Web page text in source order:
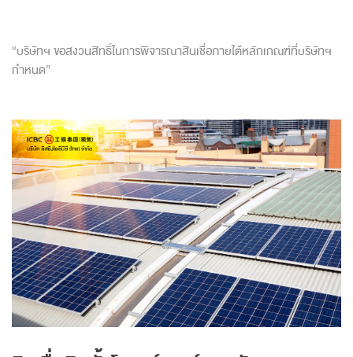
“บริษัทฯ ขอสงวนสิทธิ์ในการพิจารณาสินเชื่อภายใต้หลักเกณฑ์ที่บริษัทฯ
กำหนด”